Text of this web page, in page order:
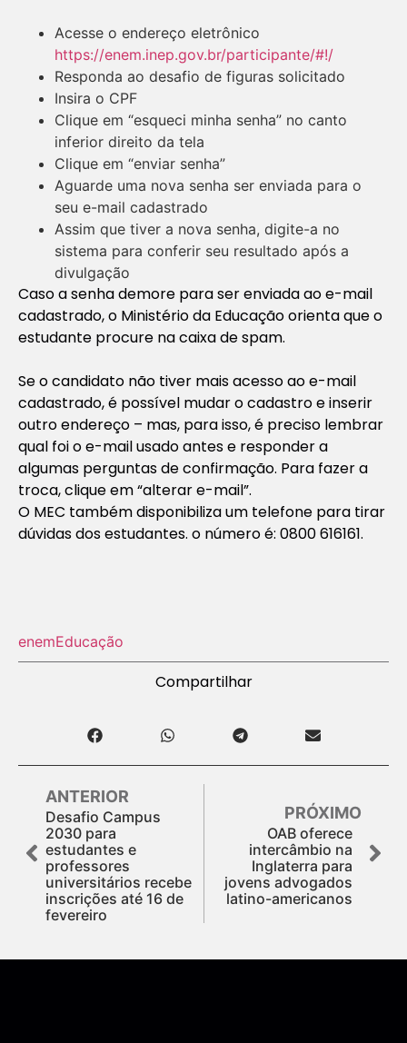
Acesse o endereço eletrônico
https://enem.inep.gov.br/participante/#!/
Responda ao desafio de figuras solicitado
Insira o CPF
Clique em “esqueci minha senha” no canto
inferior direito da tela
Clique em “enviar senha”
Aguarde uma nova senha ser enviada para o
seu e-mail cadastrado
Assim que tiver a nova senha, digite-a no
sistema para conferir seu resultado após a
divulgação
Caso a senha demore para ser enviada ao e-mail
cadastrado, o Ministério da Educação orienta que o
estudante procure na caixa de spam.
Se o candidato não tiver mais acesso ao e-mail
cadastrado, é possível mudar o cadastro e inserir
outro endereço – mas, para isso, é preciso lembrar
qual foi o e-mail usado antes e responder a
algumas perguntas de confirmação. Para fazer a
troca, clique em “alterar e-mail”.
O MEC também disponibiliza um telefone para tirar
dúvidas dos estudantes. o número é: 0800 616161.
enemEducação
Compartilhar
ANTERIOR
Desafio Campus
2030 para
estudantes e
professores
universitários recebe
inscrições até 16 de
fevereiro
PRÓXIMO
OAB oferece
intercâmbio na
Inglaterra para
jovens advogados
latino-americanos